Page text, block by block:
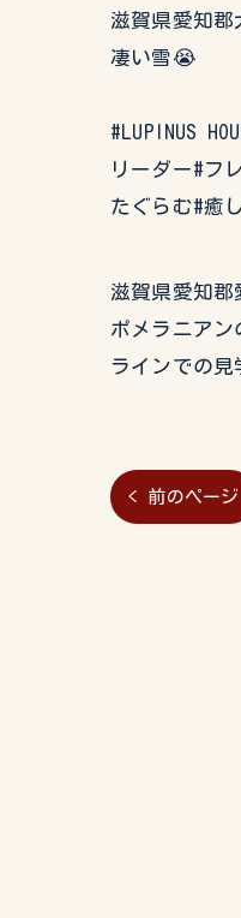
滋賀県愛知
凄い雪😭
#LUPINUS
リーダー#フ
たぐらむ#癒
滋賀県愛知郡
ポメラニア
ラインでの見
< 前のページ